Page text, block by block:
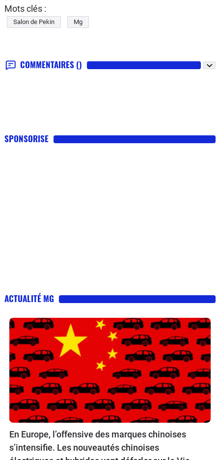
Mots clés :
Salon de Pekin Mg
COMMENTAIRES ()
SPONSORISE
ACTUALITÉ MG
En Europe, l’offensive des marques chinoises
s’intensifie. Les nouveautés chinoises